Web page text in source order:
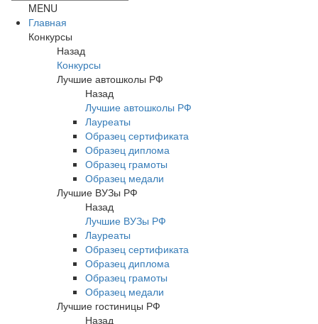
MENU
Главная
Конкурсы
Назад
Конкурсы
Лучшие автошколы РФ
Назад
Лучшие автошколы РФ
Лауреаты
Образец сертификата
Образец диплома
Образец грамоты
Образец медали
Лучшие ВУЗы РФ
Назад
Лучшие ВУЗы РФ
Лауреаты
Образец сертификата
Образец диплома
Образец грамоты
Образец медали
Лучшие гостиницы РФ
Назад